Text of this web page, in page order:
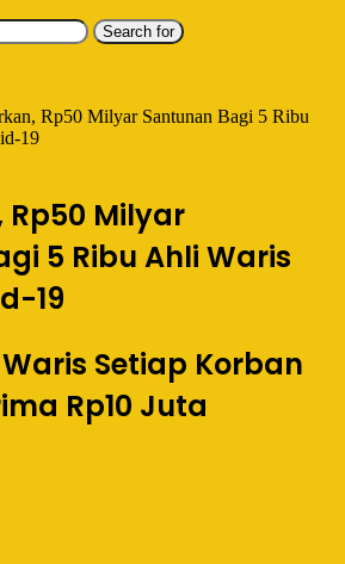
Search for
Rp50 Milyar Santunan Bagi 5 Ribu
19
Rp50 Milyar
5 Ribu Ahli Waris
19
Setiap Korban
Rp10 Juta